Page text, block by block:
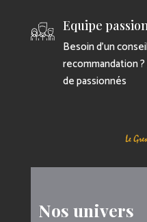
Equipe
Besoin d’un
recommandation
de passionnés
Nos univers